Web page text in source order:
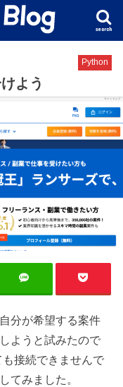
search
Python
よう
分が希望する案件
ようと試みたので
接続できませんで
てみました。